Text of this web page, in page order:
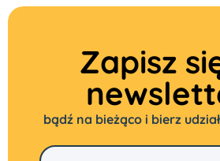
Zapisz
bądź na bieżąco i bierz